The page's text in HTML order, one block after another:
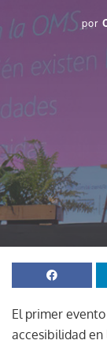
por
El primer
accesibilidad en